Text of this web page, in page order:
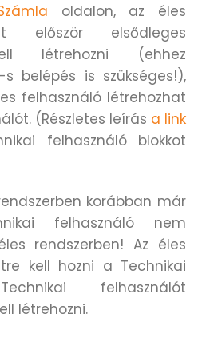
oldalon, az éles
először elsődleges
létrehozni (ehhez
s belépés is szükséges!),
felhasználó létrehozhat
(Részletes leírás a link
felhasználó blokkot
korábban már
felhasználó nem
rendszerben! Az éles
kell hozni a Technikai
felhasználót
létrehozni.